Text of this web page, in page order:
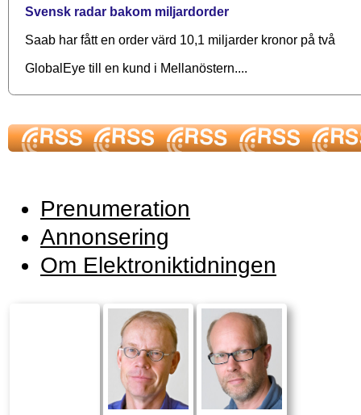
Svensk radar bakom miljardorder
Saab har fått en order värd 10,1 miljarder kronor på två
GlobalEye till en kund i Mellanöstern....
Prenumeration
Annonsering
Om Elektroniktidningen